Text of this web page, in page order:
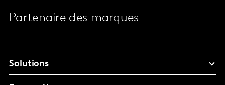
Partenaire des marques
Solutions